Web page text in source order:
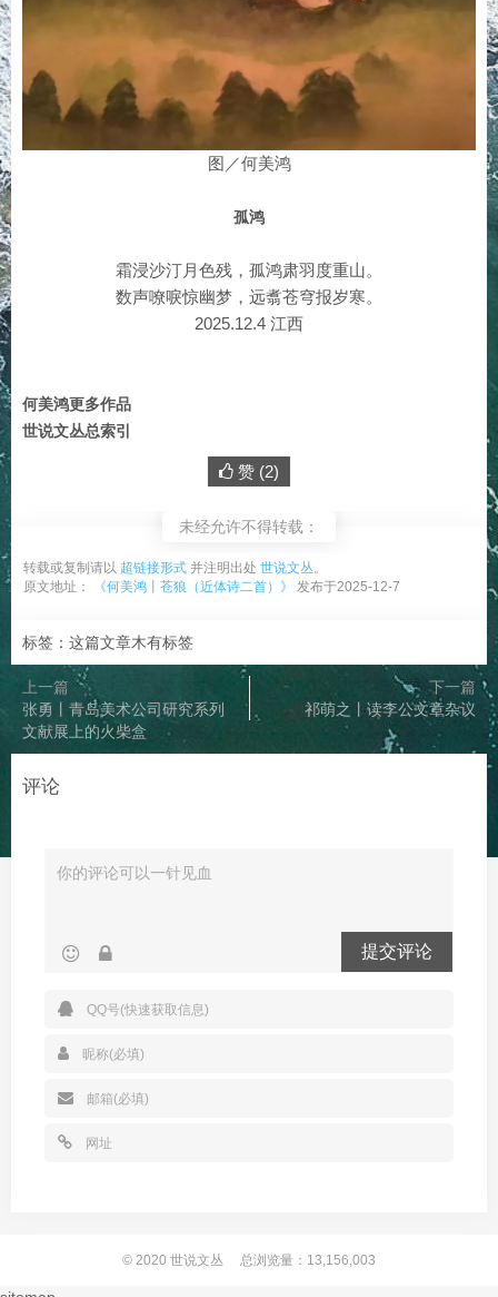
图／何美鸿
孤鸿
霜浸沙汀月色残，孤鸿肃羽度重山。
数声嘹唳惊幽梦，远翥苍穹报岁寒。
2025.12.4 江西
何美鸿更多作品
世说文丛总索引
赞 (2)
未经允许不得转载：
转载或复制请以 超链接形式 并注明出处 世说文丛。
原文地址：
《何美鸿丨苍狼（近体诗二首）》 发布于2025-12-7
标签：这篇文章木有标签
上一篇
张勇丨青岛美术公司研究系列
文献展上的火柴盒
下一篇
祁萌之丨读李公文章杂议
评论
提交评论
© 2020 世说文丛 总浏览量：13,156,003